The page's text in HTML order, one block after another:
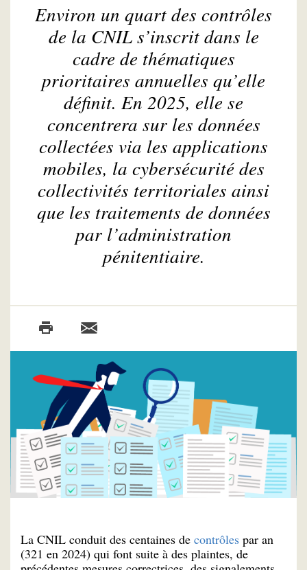
Environ un quart des contrôles
de la CNIL s’inscrit dans le
cadre de thématiques
prioritaires annuelles qu’elle
définit. En 2025, elle se
concentrera sur les données
collectées via les applications
mobiles, la cybersécurité des
collectivités territoriales ainsi
que les traitements de données
par l’administration
pénitentiaire.
La CNIL conduit des centaines de contrôles par an
(321 en 2024) qui font suite à des plaintes, de